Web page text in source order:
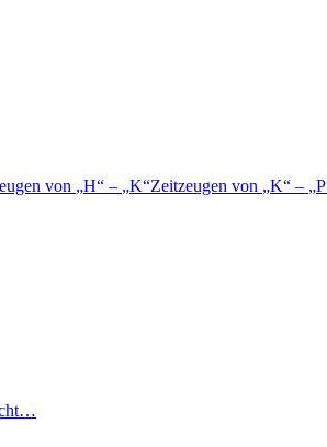
von H – K Zeitzeugen von K – P